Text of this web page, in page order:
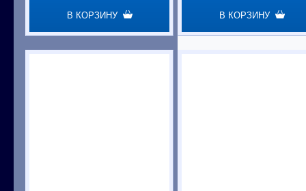
В КОРЗИНУ В КОРЗИНУ